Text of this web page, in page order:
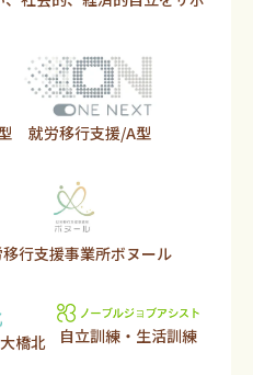
就労移行支援/A型
行支援事業所ボヌール
橋北 自立訓練・生活訓練